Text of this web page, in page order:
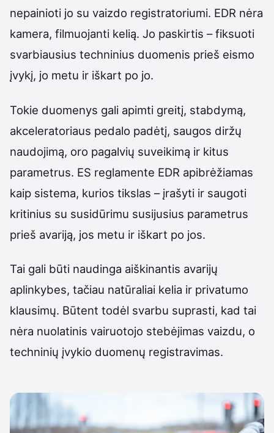
nepainioti jo su vaizdo registratoriumi. EDR nėra
kamera, filmuojanti kelią. Jo paskirtis – fiksuoti
svarbiausius techninius duomenis prieš eismo
įvykį, jo metu ir iškart po jo.
Tokie duomenys gali apimti greitį, stabdymą,
akceleratoriaus pedalo padėtį, saugos diržų
naudojimą, oro pagalvių suveikimą ir kitus
parametrus. ES reglamente EDR apibrėžiamas
kaip sistema, kurios tikslas – įrašyti ir saugoti
kritinius su susidūrimu susijusius parametrus
prieš avariją, jos metu ir iškart po jos.
Tai gali būti naudinga aiškinantis avarijų
aplinkybes, tačiau natūraliai kelia ir privatumo
klausimų. Būtent todėl svarbu suprasti, kad tai
nėra nuolatinis vairuotojo stebėjimas vaizdu, o
techninių įvykio duomenų registravimas.